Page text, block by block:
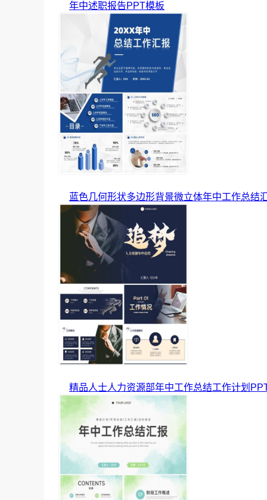
年中述职报告PPT模板
蓝色几何形状多边形背景微立体年中工作总结
精品人士人力资源部年中工作总结工作计划